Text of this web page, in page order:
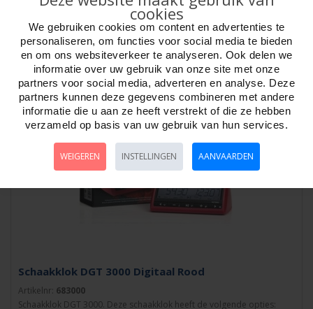
Schaakklok DGT 2010. 15mm cijferdisplay. Officiële FIDE klok. Verpakt
in fotodoos...
Schaakklok DGT 3000 Digitaal Rood
Artikelnr: 683000
Schaakklok DGT 3000. Deze schaakklok heeft de volgende opties:
cookies
We gebruiken cookies om content en advertenties te
personaliseren, om functies voor social media te bieden
en om ons websiteverkeer te analyseren. Ook delen we
informatie over uw gebruik van onze site met onze
partners voor social media, adverteren en analyse. Deze
partners kunnen deze gegevens combineren met andere
informatie die u aan ze heeft verstrekt of die ze hebben
verzameld op basis van uw gebruik van hun services.
WEIGEREN INSTELLINGEN AANVAARDEN